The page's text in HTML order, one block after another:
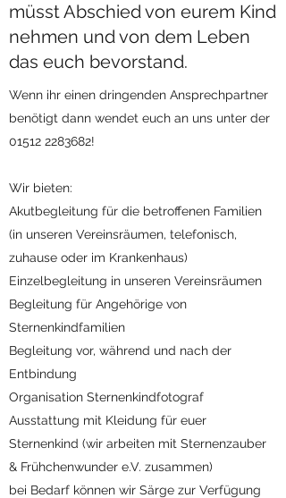
müsst Abschied von eurem Kind
nehmen und von dem Leben
das euch bevorstand.
Wenn ihr einen dringenden Ansprechpartner
benötigt dann wendet euch an uns unter der
01512 2283682!
Wir bieten:
Akutbegleitung für die betroffenen Familien
(in unseren Vereinsräumen, telefonisch,
zuhause oder im Krankenhaus)
Einzelbegleitung in unseren Vereinsräumen​​
Begleitung für Angehörige von
Sternenkindfamilien
Begleitung vor, während und nach der
Entbindung
Organisation Sternenkindfotograf
Ausstattung mit Kleidung für euer
Sternenkind (wir arbeiten mit Sternenzauber
& Frühchenwunder e.V. zusammen)
bei Bedarf können wir Särge zur Verfügung